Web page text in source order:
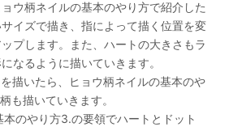
ウ柄ネイルの基本のやり方で紹介した
イズで描き、指によって描く位置を変
プします。また、ハートの大きさもラ
なるように描いていきます。
描いたら、ヒョウ柄ネイルの基本のや
も描いていきます。
のやり方3.の要領でハートとドット